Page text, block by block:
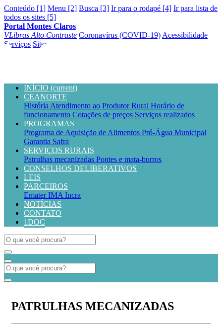
Conteúdo [1] Menu [2] Busca [3] Ir para o rodapé [4] Ir para lista de
todos os sites [5]
Portal Montes Claros
VLibras Alto Contraste Coronavírus (COVID-19) Acessibilidade
Serviços Sites
INÍCIO (current)
CEANORTE
História Atendimento ao Produtor Rural Horário de
funcionamento Cotações de preços Serviços realizados
PROGRAMAS
Programa de Aquisição de Alimentos Pró-Água Municipal
Garantia Safra
SERVIÇOS RURAIS
Patrulhas mecanizadas Pontes e mata-burros
CONSELHOS DELIBERATIVOS
LEIS
PARCEIROS
EmaterIMA Incra
NOTÍCIAS
CONTATO
1DOC
PATRULHAS MECANIZADAS